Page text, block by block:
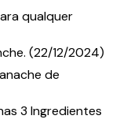
qualquer
(22/12/2024)
de
3 Ingredientes